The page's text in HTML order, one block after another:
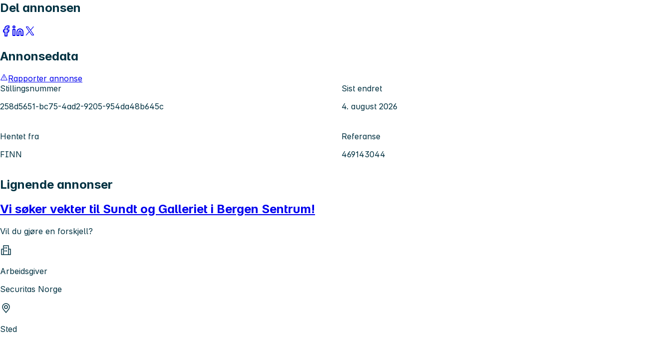
Del annonsen
Annonsedata
Rapporter annonse
Stillingsnummer
258d5651-bc75-4ad2-9205-954da48b645c
Sist endret
4. august 2026
Hentet fra
FINN
Referanse
469143044
Lignende annonser
Vi søker vekter til Sundt og Galleriet i Bergen Sentrum!
Vil du gjøre en forskjell?
Arbeidsgiver
Securitas Norge
Sted